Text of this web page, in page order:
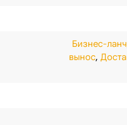
Бизнес-ланч
вынос,